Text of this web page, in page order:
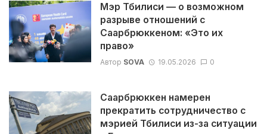
Мэр Тбилиси — о возможном
разрыве отношений с
Саарбрюккеном: «Это их
право»
Автор SOVA 19.05.2026 0
Саарбрюккен намерен
прекратить сотрудничество с
мэрией Тбилиси из-за ситуации